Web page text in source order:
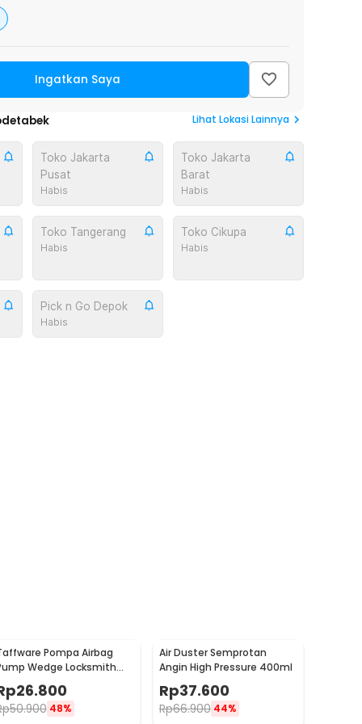
Ingatkan Saya
Lihat Lokasi Lainnya
Toko Jakarta
Pusat
Habis
Toko Jakarta
Barat
Habis
Toko Tangerang
Habis
Toko Cikupa
Habis
Pick n Go Depok
Habis
Pompa Airbag
Wedge Locksmith
Tools Size L
26.800
50.900 48%
Air Duster Semprotan
Angin High Pressure 400ml
Rp37.600
Rp66.900 44%